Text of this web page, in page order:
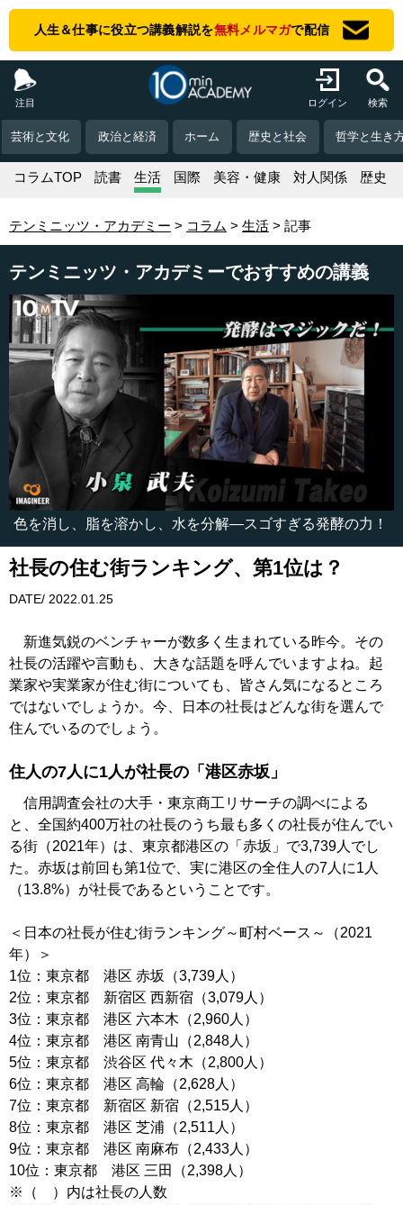
人生＆仕事に役立つ講義解説を無料メルマガで配信
注目 ログイン 検索
芸術と文化 政治と経済 ホーム 歴史と社会 哲学と生き
コラムTOP 読書 生活 国際 美容・健康 対人関係 歴史
テンミニッツ・アカデミー コラム 生活 記事
テンミニッツ・アカデミーでおすすめの講義
色を消し、脂を溶かし、水を分解―スゴすぎる発酵の力！
社長の住む街ランキング、第1位は？
DATE/ 2022.01.25
新進気鋭のベンチャーが数多く生まれている昨今。その
社長の活躍や言動も、大きな話題を呼んでいますよね。起
業家や実業家が住む街についても、皆さん気になるところ
ではないでしょうか。今、日本の社長はどんな街を選んで
住んでいるのでしょう。
住人の7人に1人が社長の「港区赤坂」
信用調査会社の大手・東京商工リサーチの調べによる
と、全国約400万社の社長のうち最も多くの社長が住んでい
る街（2021年）は、東京都港区の「赤坂」で3,739人でし
た。赤坂は前回も第1位で、実に港区の全住人の7人に1人
（13.8%）が社長であるということです。
＜日本の社長が住む街ランキング～町村ベース～（2021
年）＞
1位：東京都 港区 赤坂（3,739人）
2位：東京都 新宿区 西新宿（3,079人）
3位：東京都 港区 六本木（2,960人）
4位：東京都 港区 南青山（2,848人）
5位：東京都 渋谷区 代々木（2,800人）
6位：東京都 港区 高輪（2,628人）
7位：東京都 新宿区 新宿（2,515人）
8位：東京都 港区 芝浦（2,511人）
9位：東京都 港区 南麻布（2,433人）
10位：東京都 港区 三田（2,398人）
※（ ）内は社長の人数